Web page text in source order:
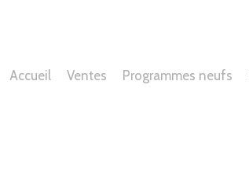
Accueil Ventes Programmes neufs